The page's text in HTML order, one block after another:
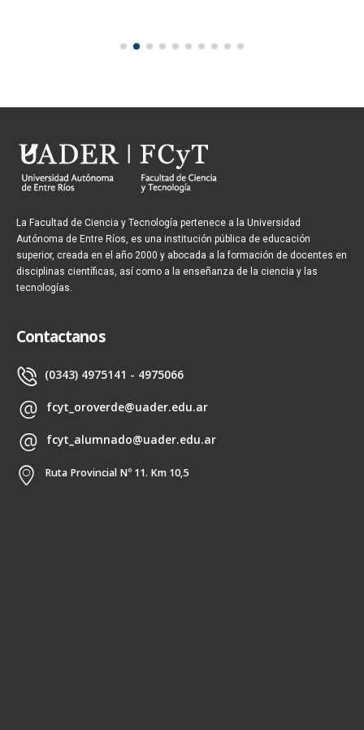
La Facultad de Ciencia y Tecnología pertenece a la Universidad
Autónoma de Entre Ríos, es una institución pública de educación
superior, creada en el año 2000 y abocada a la formación de docentes en
disciplinas científicas, así como a la enseñanza de la ciencia y las
tecnologías.
Contactanos
(0343) 4975141 - 4975066
fcyt_oroverde@uader.edu.ar
fcyt_alumnado@uader.edu.ar
Ruta Provincial Nº 11. Km 10,5